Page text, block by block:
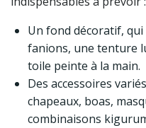
Un fond décoratif,
fanions, une tenture
toile peinte à la main.
Des accessoires
chapeaux, boas,
combinaisons